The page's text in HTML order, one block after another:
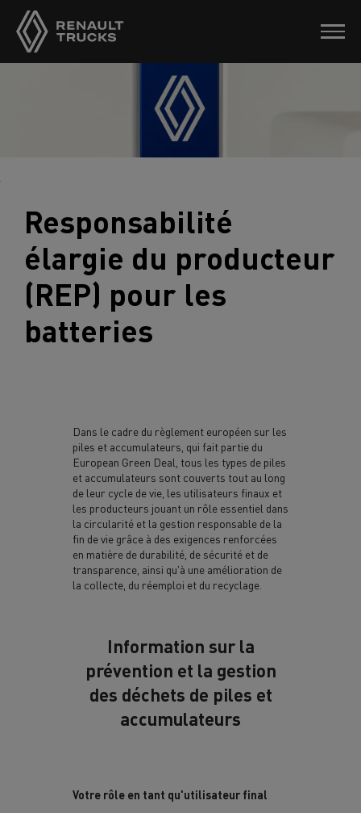
Responsabilité
élargie du producteur
(REP) pour les
batteries
Dans le cadre du règlement européen sur les
piles et accumulateurs, qui fait partie du
European Green Deal, tous les types de piles
et accumulateurs sont couverts tout au long
de leur cycle de vie, les utilisateurs finaux et
les producteurs jouant un rôle essentiel dans
la circularité et la gestion responsable de la
fin de vie grâce à des exigences renforcées
en matière de durabilité, de sécurité et de
transparence, ainsi qu'à une amélioration de
la collecte, du réemploi et du recyclage.
Information sur la
prévention et la gestion
des déchets de piles et
accumulateurs
Votre rôle en tant qu'utilisateur final